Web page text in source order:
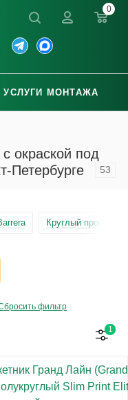
0
УСЛУГИ МОНТАЖА
окраской под
Петербурге
53
Круглый профиль
фильтр
1